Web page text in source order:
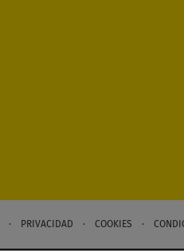
· PRIVACIDAD · COOKIES ·